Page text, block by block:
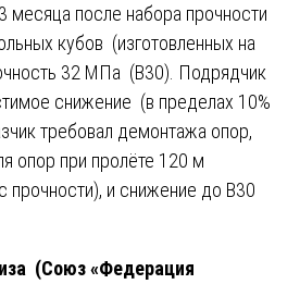
после набора прочности
кубов (изготовленных на
32 МПа (В30). Подрядчик
снижение (в пределах 10%
требовал демонтажа опор,
опор при пролёте 120 м
прочности), и снижение до В30
(Союз «Федерация